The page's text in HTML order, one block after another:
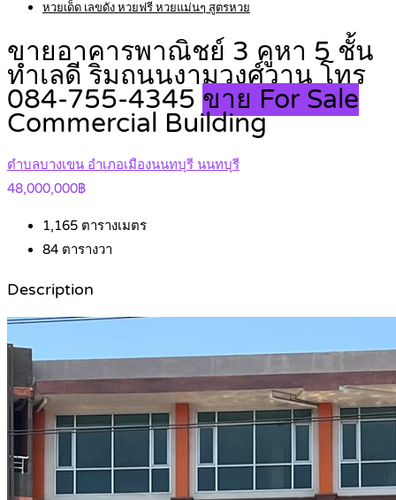
หวยเด็ด เลขดัง หวยฟรี หวยแม่นๆ สูตรหวย
ขายอาคารพาณิชย์ 3 คูหา 5 ชั้น
ทำเลดี ริมถนนงามวงศ์วาน โทร
084-755-4345 ขาย For Sale
Commercial Building
ตำบลบางเขน อำเภอเมืองนนทบุรี นนทบุรี
48,000,000฿
1,165 ตารางเมตร
84 ตารางวา
Description